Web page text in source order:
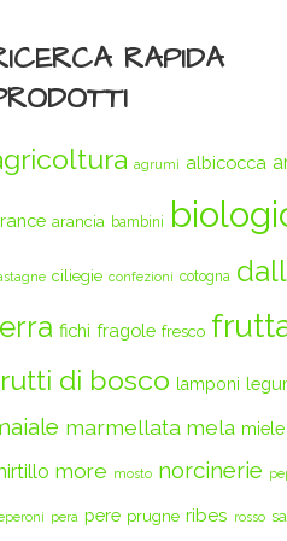
RAPIDA
agrumi albicocca
arancia bambini
ciliegie confezioni cotogna
fichi fragole fresco
di bosco lamponi
marmellata mela miele
more mosto norcinerie
pera pere prugne ribes rosso